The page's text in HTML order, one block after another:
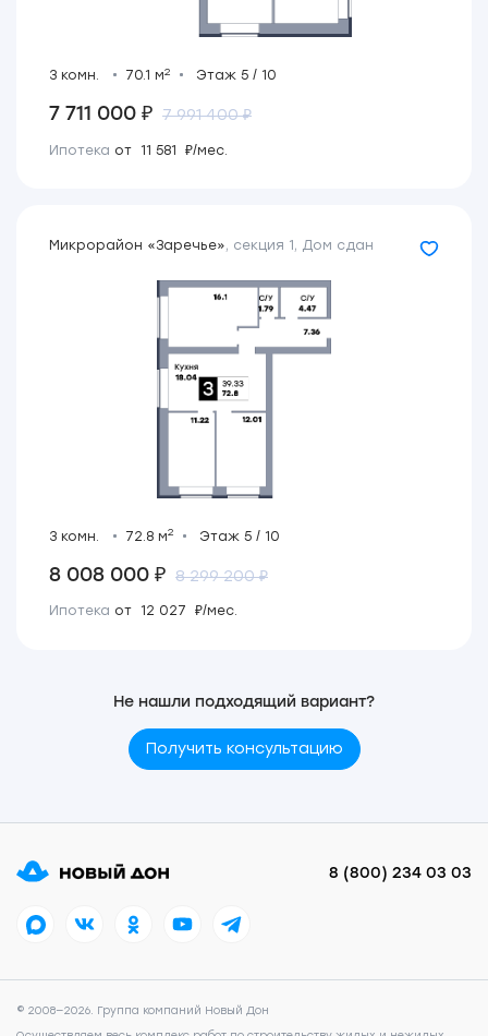
3 комн. 70.1 м2 Этаж 5 / 10
7 711 000 ₽ 7 991 400 ₽
Ипотека от 11 581 ₽/мес.
Микрорайон «Заречье», секция 1 , Дом сдан
3 комн. 72.8 м2 Этаж 5 / 10
8 008 000 ₽ 8 299 200 ₽
Ипотека от 12 027 ₽/мес.
Не нашли подходящий вариант?
Получить консультацию
8 (800) 234 03 03
© 2008—2026. Группа компаний Новый Дон